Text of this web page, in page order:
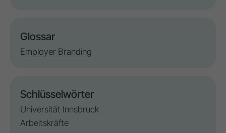
Glossar
Employer Branding
Schlüsselwörter
Universität Innsbruck
Arbeitskräfte